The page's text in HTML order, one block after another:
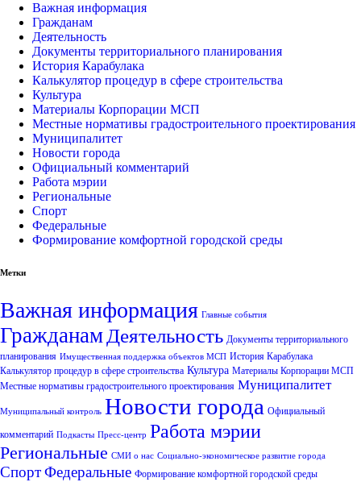
Важная информация
Гражданам
Деятельность
Документы территориального планирования
История Карабулака
Калькулятор процедур в сфере строительства
Культура
Материалы Корпорации МСП
Местные нормативы градостроительного проектирования
Муниципалитет
Новости города
Официальный комментарий
Работа мэрии
Региональные
Спорт
Федеральные
Формирование комфортной городской среды
Метки
Важная информация Главные события
Гражданам Деятельность Документы территориального
планирования Имущественная поддержка объектов МСП История Карабулака
Калькулятор процедур в сфере строительства Культура Материалы Корпорации МСП
Местные нормативы градостроительного проектирования Муниципалитет
Муниципальный контроль Новости города Официальный
комментарий Подкасты Пресс-центр Работа мэрии
Региональные СМИ о нас Социально-экономическое развитие города
СпортФедеральные Формирование комфортной городской среды